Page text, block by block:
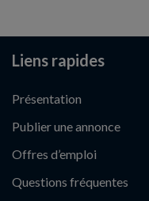
Liens rapides
Présentation
Publier une annonce
Offres d’emploi
Questions fréquentes